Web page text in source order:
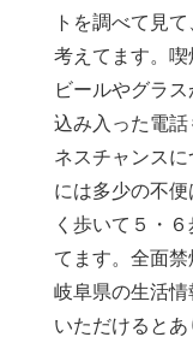
トを調べて見
考えてます。喫
ビールやグラ
込み入った電
ネスチャンス
には多少の不
く歩いて５・
てます。全面禁
岐阜県の生活
いただけるとあ